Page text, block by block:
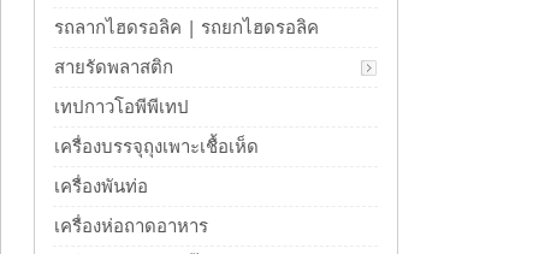
รถลากไฮดรอลิค | รถยกไฮดรอลิค
สายรัดพลาสติก
เทปกาวโอพีพีเทป
เครื่องบรรจุถุงเพาะเชื้อเห็ด
เครื่องพันท่อ
เครื่องห่อถาดอาหาร